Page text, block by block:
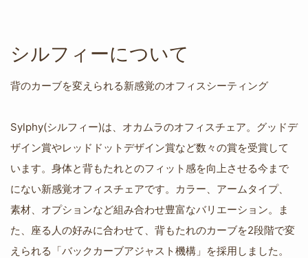
シルフィーについて
背のカーブを変えられる新感覚のオフィスシーティング
Sylphy(シルフィー)は、オカムラのオフィスチェア。グッドデ
ザイン賞やレッドドットデザイン賞など数々の賞を受賞して
います。身体と背もたれとのフィット感を向上させる今まで
にない新感覚オフィスチェアです。カラー、アームタイプ、
素材、オプションなど組み合わせ豊富なバリエーション。ま
た、座る人の好みに合わせて、背もたれのカーブを2段階で変
えられる「バックカーブアジャスト機構」を採用しました。